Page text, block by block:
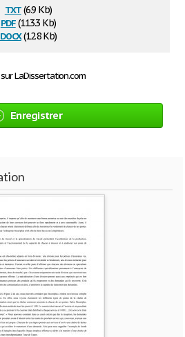
txt(6.9 Kb)
pdf(113.3 Kb)
docx(12.8 Kb)
LaDissertation.com
Enregistrer